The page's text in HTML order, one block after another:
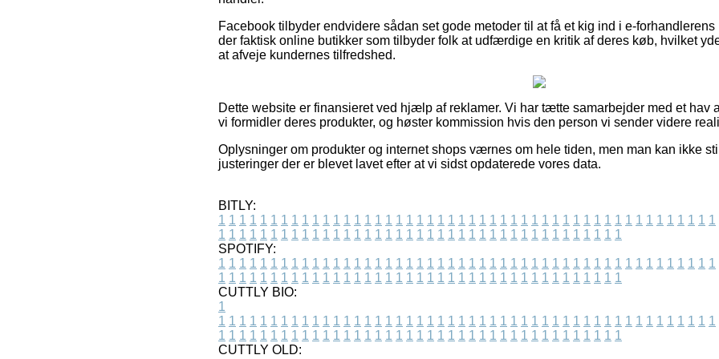
Facebook tilbyder endvidere sådan set gode metoder til at få et kig ind i e-
der faktisk online butikker som tilbyder folk at udfærdige en kritik af deres køb, hvilket
at afveje kundernes tilfredshed.
Dette website er finansieret ved hjælp af reklamer. Vi har tætte samarbejder med et hav
vi formidler deres produkter, og høster kommission hvis den person vi sender videre
Oplysninger om produkter og internet shops værnes om hele tiden, men man kan ikke
justeringer der er blevet lavet efter at vi sidst opdaterede vores data.
BITLY:
1 1 1 1 1 1 1 1 1 1 1 1 1 1 1 1 1 1 1 1 1 1 1 1 1 1 1 1 1 1 1 1 1 1 1 1 1 1 1 1 1 1 1 1 1 1 1 1
1 1 1 1 1 1 1 1 1 1 1 1 1 1 1 1 1 1 1 1 1 1 1 1 1 1 1 1 1 1 1 1 1 1 1 1 1 1 1
SPOTIFY:
1 1 1 1 1 1 1 1 1 1 1 1 1 1 1 1 1 1 1 1 1 1 1 1 1 1 1 1 1 1 1 1 1 1 1 1 1 1 1 1 1 1 1 1 1 1 1 1
1 1 1 1 1 1 1 1 1 1 1 1 1 1 1 1 1 1 1 1 1 1 1 1 1 1 1 1 1 1 1 1 1 1 1 1 1 1 1
CUTTLY BIO:
1
1 1 1 1 1 1 1 1 1 1 1 1 1 1 1 1 1 1 1 1 1 1 1 1 1 1 1 1 1 1 1 1 1 1 1 1 1 1 1 1 1 1 1 1 1 1 1 1
1 1 1 1 1 1 1 1 1 1 1 1 1 1 1 1 1 1 1 1 1 1 1 1 1 1 1 1 1 1 1 1 1 1 1 1 1 1 1
CUTTLY OLD: